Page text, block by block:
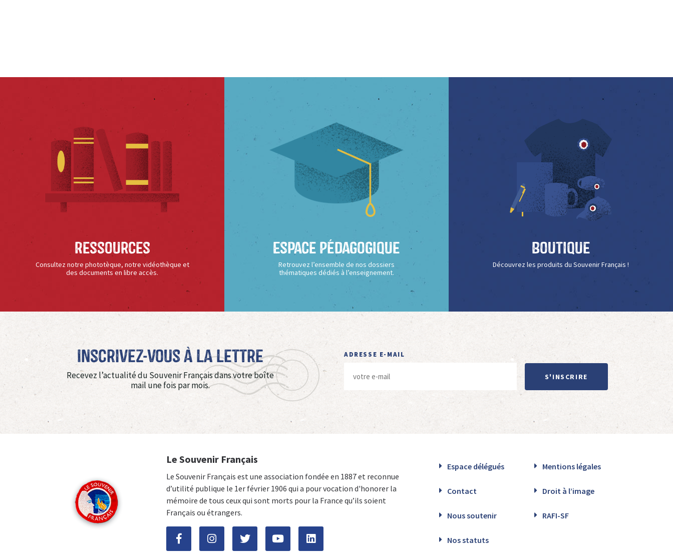
Ressources
Consultez notre phototèque, notre vidéothèque et
des documents en libre accès.
Espace Pédagogique
Retrouvez l’ensemble de nos dossiers
thématiques dédiés à l’enseignement.
Boutique
Découvrez les produits du Souvenir Français !
Inscrivez-vous à La Lettre
Recevez l’actualité du Souvenir Français dans votre boîte
mail une fois par mois.
ADRESSE E-MAIL
S'INSCRIRE
Le Souvenir Français
Le Souvenir Français est une association fondée en 1887 et reconnue
d’utilité publique le 1er février 1906 qui a pour vocation d'honorer la
mémoire de tous ceux qui sont morts pour la France qu’ils soient
Français ou étrangers.
Espace délégués Mentions légales
Contact Droit à l’image
Nous soutenir RAFI-SF
Nos statuts